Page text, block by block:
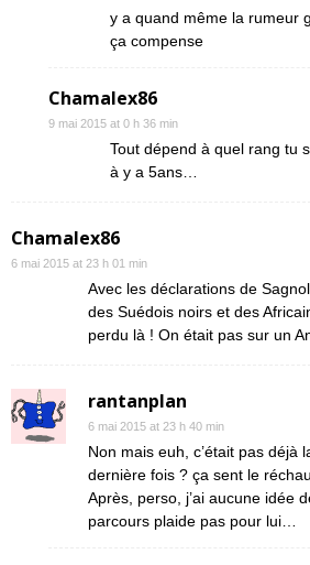
y a quand même la rumeur
ça compense
Chamalex86
9 mai 2015 at 0 h 36 min
Tout dépend à quel rang tu
à y a 5ans…
Chamalex86
6 mai 2015 at 23 h 01 min
Avec les déclarations de
des Suédois noirs et des
perdu là ! On était pas sur un
rantanplan
6 mai 2015 at 23 h 40 min
Non mais euh, c’était pas déjà
dernière fois ? ça sent le
Après, perso, j’ai aucune idée
parcours plaide pas pour lui…